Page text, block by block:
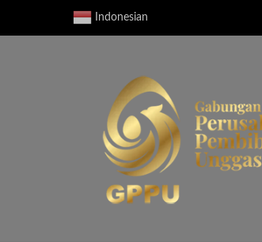
Indonesian